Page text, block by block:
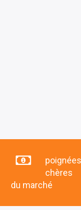
chères
du marché